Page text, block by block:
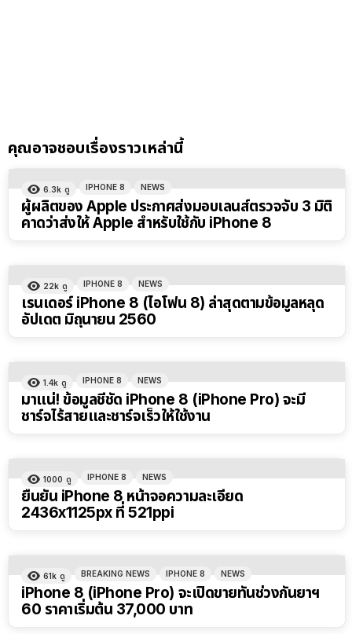
คุณอาจชอบเรื่องราวเหล่านี้
6.3k ดู IPHONE 8 NEWS
ผู้ผลิตของ Apple ประกาศส่งมอบเลนส์ตรวจจับ 3 มิติ
คาดว่าส่งให้ Apple สำหรับใช้กับ iPhone 8
22k ดู IPHONE 8 NEWS
เรนเดอร์ iPhone 8 (ไอโฟน 8) ล่าสุดตามข้อมูลหลุด
อัปเดต มิถุนายน 2560
1.4k ดู IPHONE 8 NEWS
มาแน่! ข้อมูลชี้ชัด iPhone 8 (iPhone Pro) จะมี
ชาร์จไร้สายและชาร์จเร็วให้ใช้งาน
1000 ดู IPHONE 8 NEWS
ยืนยัน iPhone 8 หน้าจอความละเอียด
2436x1125px ที่ 521ppi
61k ดู BREAKING NEWS IPHONE 8 NEWS
iPhone 8 (iPhone Pro) จะเปิดขายทันช่วงกันยาฯ
60 ราคาเริ่มต้น 37,000 บาท